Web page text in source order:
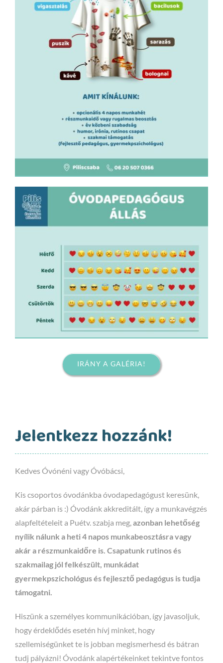
Állás
Kapcsolat
IRÁNY A GALÉRIA!
Jelentkezz hozzánk!
Kedves Óvónéni vagy Óvóbácsi,
Kis csoportos óvodánkba óvodapedagógust keresünk,
akár párban is :) Óvodánk akkreditált, így a munkavégzés
alapfeltételeit a Puétv. szabja meg,azonban lehetőség
nyílik nálunk a heti 4 napos munkabeosztásra vagy
akár a részmunkaidőre is. Csapatunk rutinos és
szakmailag jól felkészült, munkádat
gyermekpszichológus és fejlesztő pedagógus is tudja
támogatni.
Hiszünk a személyes kommunikációban, így javasoljuk,
hogy érdeklődés esetén hívj minket, hogy
szellemiségünket te is jobban megismerhesd és bátran
tudj pályázni! Óvodánk alapértékeinket tekintve fontos